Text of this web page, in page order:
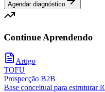
Agendar diagnóstico
Continue Aprendendo
Artigo
TOFU
Prospecção B2B
Base conceitual para estruturar